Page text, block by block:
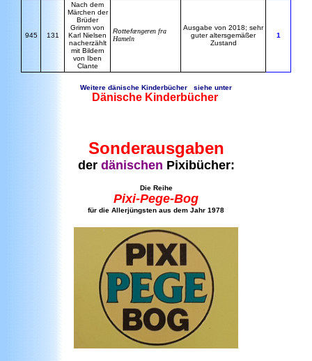
945 131
Nach dem
Märchen der
Brüder
Grimm von
Karl Nielsen
nacherzählt
mit Bildern
von Iben
Clante
Rottefængeren fra
Hameln
Ausgabe von 2018; sehr
guter altersgemäßer
Zustand
1
Weitere dänische Kinderbücher siehe unter
Dänische Kinderbücher
Sonderausgaben
der dänischen Pixibücher:
Die Reihe
Pixi-Pege-Bog
für die Allerjüngsten aus dem Jahr 1978